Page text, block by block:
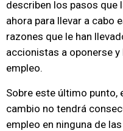
describen los pasos que
ahora para llevar a cabo
razones que le han
accionistas a oponerse
empleo.
Sobre este último
cambio no tendrá
empleo en ninguna de